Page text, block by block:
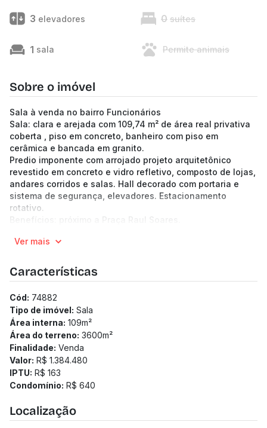
3 elevadores 0 suítes
1 sala Permite animais
Sobre o imóvel
Sala à venda no bairro Funcionários
Sala: clara e arejada com 109,74 m² de área real privativa
coberta , piso em concreto, banheiro com piso em
cerâmica e bancada em granito.
Predio imponente com arrojado projeto arquitetônico
revestido em concreto e vidro refletivo, composto de lojas,
andares corridos e salas. Hall decorado com portaria e
sistema de segurança, elevadores. Estacionamento
rotativo.
Benefícios: próximo a Praça Raul Soares.
Solicitamos a confirmação com nossa equipe).
Ver mais
Características
Cód: 74882
Tipo de imóvel: Sala
Área interna: 109m²
Área do terreno: 3600m²
Finalidade: Venda
Valor: R$ 1.384.480
IPTU: R$ 163
Condomínio: R$ 640
Localização